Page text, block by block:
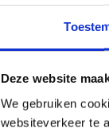
Deze website
We gebruiken
websiteverkeer te